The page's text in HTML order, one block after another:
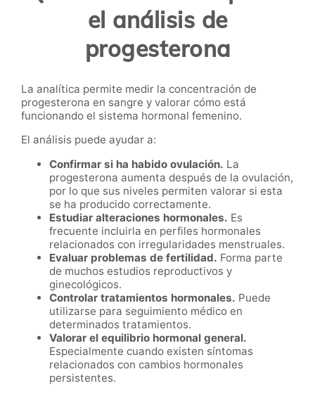
el análisis de
progesterona
La analítica permite medir la concentración de
progesterona en sangre y valorar cómo está
funcionando el sistema hormonal femenino.
El análisis puede ayudar a:
Confirmar si ha habido ovulación. La
progesterona aumenta después de la ovulación,
por lo que sus niveles permiten valorar si esta
se ha producido correctamente.
Estudiar alteraciones hormonales. Es
frecuente incluirla en perfiles hormonales
relacionados con irregularidades menstruales.
Evaluar problemas de fertilidad. Forma parte
de muchos estudios reproductivos y
ginecológicos.
Controlar tratamientos hormonales. Puede
utilizarse para seguimiento médico en
determinados tratamientos.
Valorar el equilibrio hormonal general.
Especialmente cuando existen síntomas
relacionados con cambios hormonales
persistentes.